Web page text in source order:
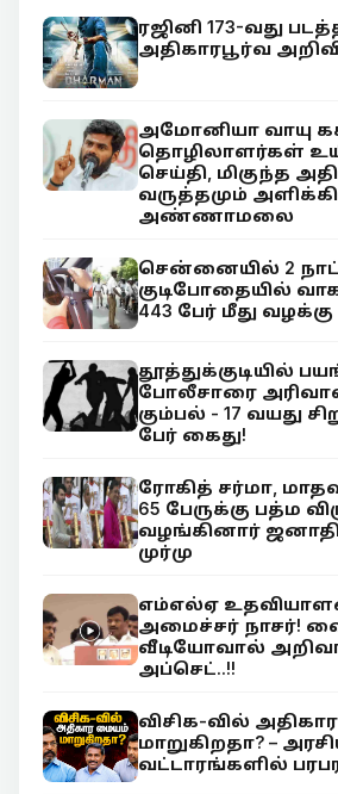
ரஜினி 173-வது
அதிகாரபூர்வ
அமோனியா வாயு
தொழிலாளர்கள்
செய்தி, மிகுந்த
வருத்தமும்
அண்ணாமலை
சென்னையில் 2
குடிபோதையில்
443 பேர் மீது வழக்கு
தூத்துக்குடியில்
போலீசாரை
கும்பல் - 17 வயது
பேர் கைது!
ரோகித் சர்மா,
65 பேருக்கு பத்ம
வழங்கினார்
முர்மு
எம்எல்ஏ
அமைச்சர் நாசர்!
வீடியோவால்
அப்செட்..!!
விசிக-வில்
மாறுகிறதா? –
வட்டாரங்களில்